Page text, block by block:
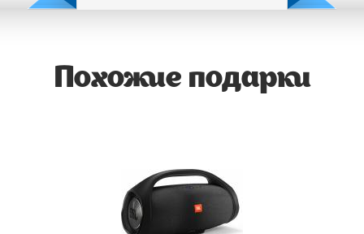
Похожие подарки